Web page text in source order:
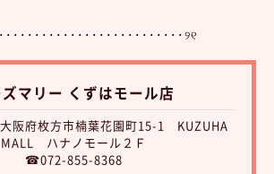
･････････････････････････୨୧
ズマリー くずはモール店
阪府枚方市楠葉花園町15-1 KUZUHA
MALL ハナノモール２Ｆ
☎072-855-8368